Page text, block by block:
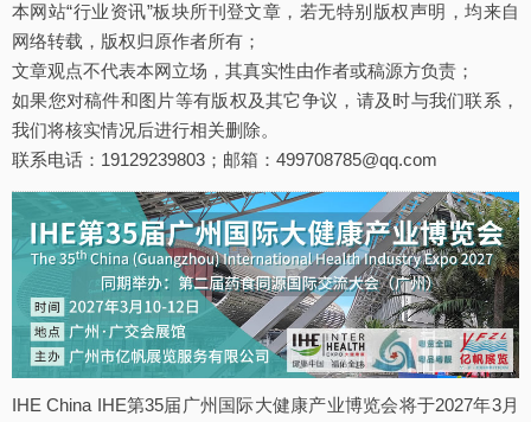
本网站“行业资讯”板块所刊登文章，若无特别版权声明，均来自
网络转载，版权归原作者所有；
文章观点不代表本网立场，其真实性由作者或稿源方负责；
如果您对稿件和图片等有版权及其它争议，请及时与我们联系，
我们将核实情况后进行相关删除。
联系电话：19129239803；邮箱：499708785@qq.com
IHE China IHE第35届广州国际大健康产业博览会将于2027年3月